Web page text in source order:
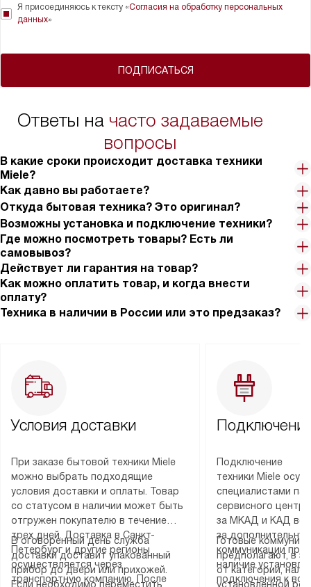
ПОДПИСАТЬСЯ
Я присоединяюсь к тексту «Согласия на обработку персональных
данных»
Ответы на часто задаваемые
вопросы
В какие сроки происходит доставка техники
Miele?
Как давно вы работаете?
Откуда бытовая техника? Это оригинал?
Возможны установка и подключение техники?
Где можно посмотреть товары? Есть ли
самовывоз?
Действует ли гарантия на товар?
Как можно оплатить товар, и когда внести
оплату?
Техника в наличии в России или это предзаказ?
Условия доставки
При заказе бытовой техники Miele
можно выбрать подходящие
условия доставки и оплаты. Товар
со статусом в наличии может быть
отгружен покупателю в течение
трех дней. Доставка в Санкт-
Петербург и другие регионы
осуществляется через
транспортную компанию. После
В оговоренный день служба
доставки доставит упакованный
прибор до двери или прихожей.
Если необходимо переместить
Подключение
техники Miele
специалистами
сервисного
за МКАД и КАД
за
коммуникации
наличие
подключения к
Готовые
предполагают, в
от категории,
установленной